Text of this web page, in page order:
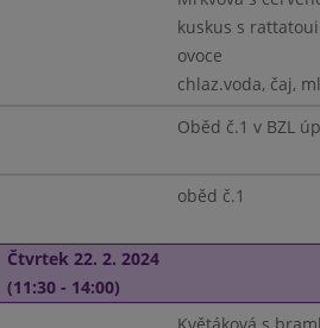
kuskus s
ovoce
chlaz.voda, čaj,
Oběd č.1 v BZL
oběd č.1
Čtvrtek 22. 2. 2024
(11:30 - 14:00)